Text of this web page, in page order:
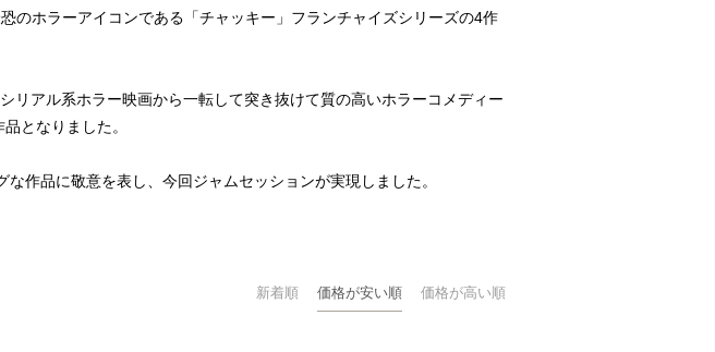
のホラーアイコンである「チャッキー」フランチャイズシリーズの4作
リアル系ホラー映画から一転して突き抜けて質の高いホラーコメディー
となりました。
作品に敬意を表し、今回ジャムセッションが実現しました。
価格が安い順 価格が高い順
新着順